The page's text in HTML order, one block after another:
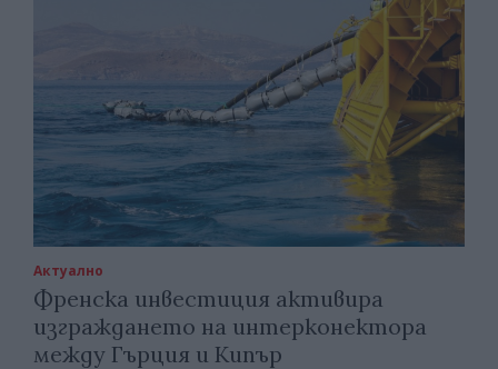
Актуално
Френска инвестиция активира
изграждането на интерконектора
между Гърция и Кипър